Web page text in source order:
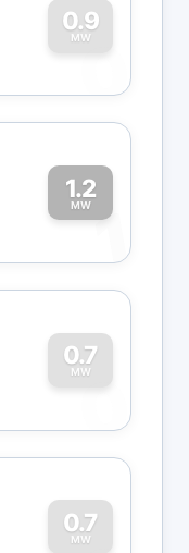
0.9
MW
0
1.2
MW1
0.7
MW
0
0.7
MW